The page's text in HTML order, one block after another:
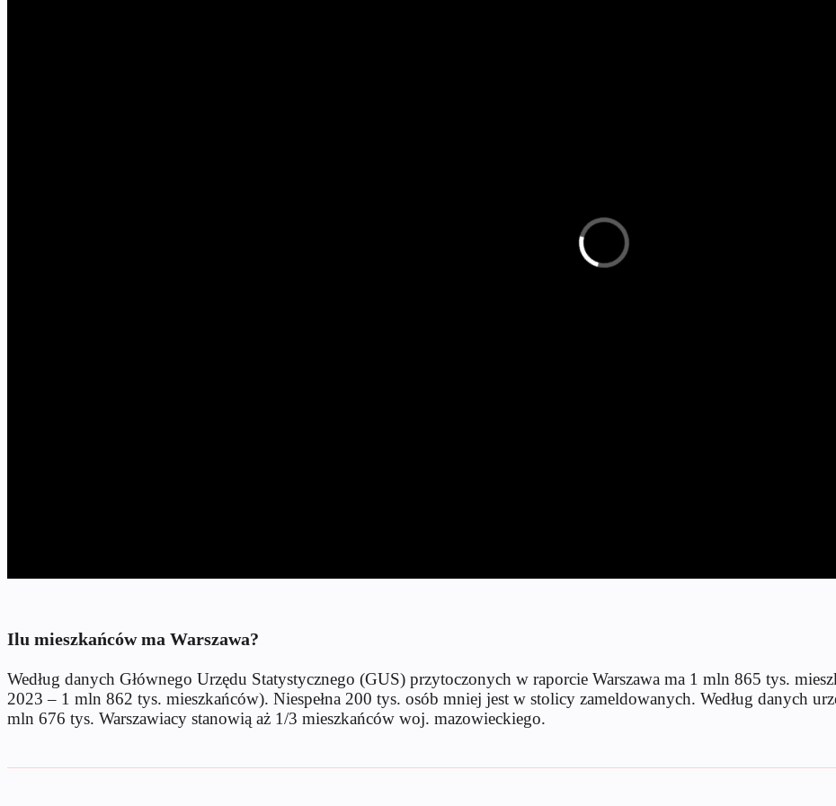
Ilu mieszkańców ma Warszawa?
Według danych Głównego Urzędu Statystycznego (GUS) przytoczonych w raporcie Warszawa ma 1 mln 865 tys.
2023 – 1 mln 862 tys. mieszkańców). Niespełna 200 tys. osób mniej jest w stolicy zameldowanych. Według danych
mln 676 tys. Warszawiacy stanowią aż 1/3 mieszkańców woj. mazowieckiego.